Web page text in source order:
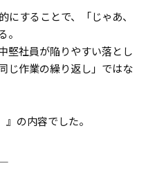
することで、「じゃあ、
。
堅社員が陥りやすい落とし
じ作業の繰り返し」ではな
の内容でした。